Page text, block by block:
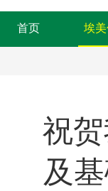
首页 埃
祝
及